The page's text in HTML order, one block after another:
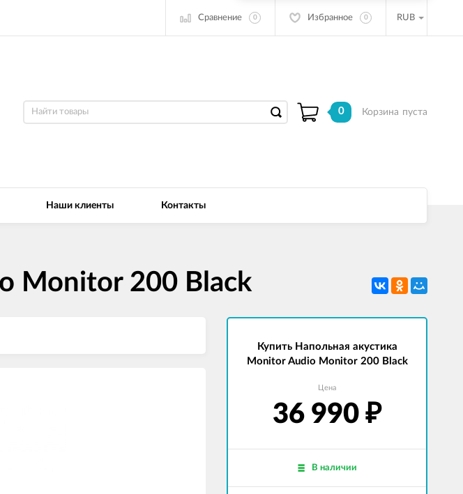
Сравнение 0 Избранное 0 RUB
0 Корзина пуста
Наши клиенты Контакты
Monitor 200 Black
Купить Напольная акустика
Monitor Audio Monitor 200 Black
Цена
36 990 ₽
В наличии